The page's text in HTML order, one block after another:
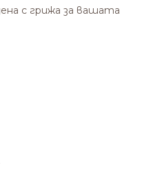
с грижа за вашата